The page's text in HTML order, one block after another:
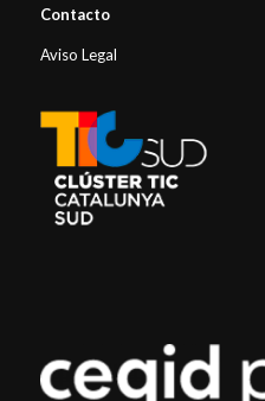
Contacto
Aviso Legal